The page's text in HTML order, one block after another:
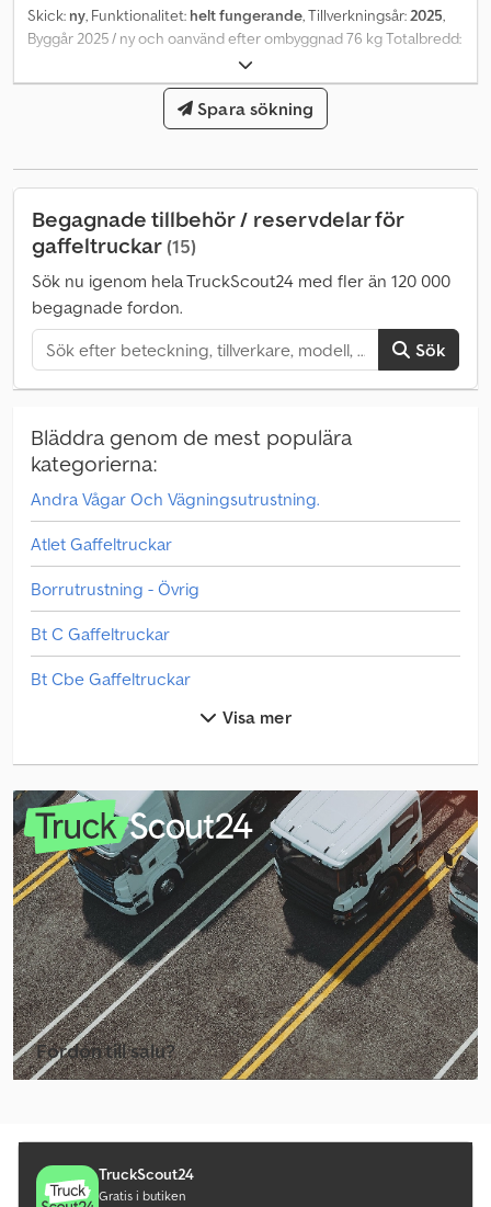
Skick: ny, Funktionalitet: helt fungerande, Tillverkningsår:2025,
Byggår 2025 / ny och oanvänd efter ombyggnad 76 kg Totalbredd:
FEMIII Dcedpfx Afsygutkjnok Nyttolast: 3500 kg
Spara sökning
Begagnade tillbehör / reservdelar för
gaffeltruckar(15)
Sök nu igenom hela TruckScout24 med fler än 120 000
begagnade fordon.
Sök
Bläddra genom de mest populära
kategorierna:
Andra Vågar Och Vägningsutrustning.
Atlet Gaffeltruckar
Borrutrustning - Övrig
Bt C Gaffeltruckar
Bt Cbe Gaffeltruckar
Bt Rrb Gaffeltruckar
Bt Rt Gaffeltruckar
Dan Truck Framgaffeltruck
Dan Truck Gaffeltruckar
Fyrvägs Gaffeltruck
Halla Gaffeltruckar
Heden Gaffeltruckar
Linde E Gaffeltruckar
Linde H Gaffeltruckar
Visa mer
Fordon till salu?
TruckScout24
Gratis i butiken